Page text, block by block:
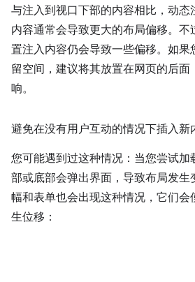
与注入到视口下部的内容相比，动态
内容通常会导致更大的布局偏移。不
置注入内容仍会导致一些偏移。如果
留空间，建议将其放置在网页的后面
响。
避免在没有用户互动的情况下插入新
您可能遇到过这种情况：当您尝试加
部或底部会弹出界面，导致布局发生
幅和表单也会出现这种情况，它们会
生位移：